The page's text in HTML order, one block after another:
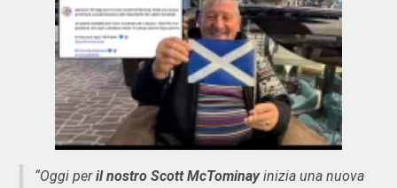
“Oggi peril nostro Scott McTominayinizia una nuova